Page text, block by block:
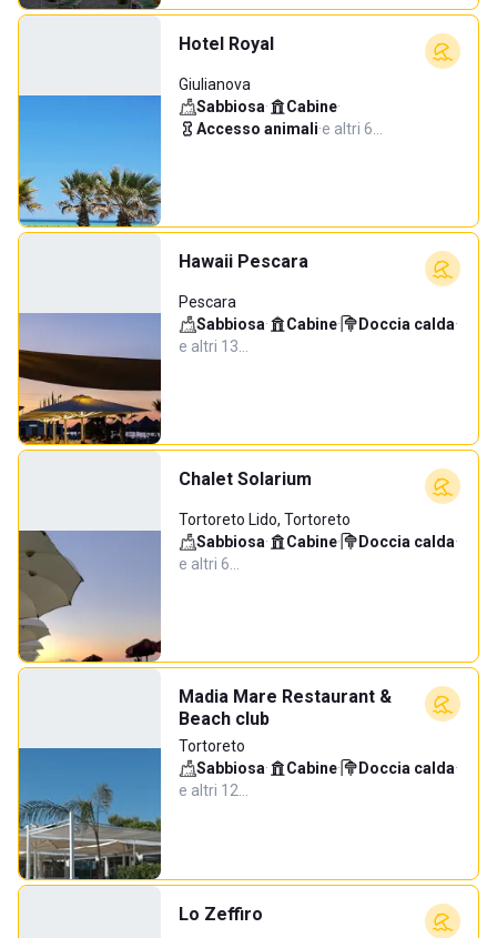
Hotel Royal
Giulianova
Sabbiosa· Cabine·
Accesso animali·e altri 6…
Hawaii Pescara
Pescara
Sabbiosa· Cabine· Doccia calda·
e altri 13…
Chalet Solarium
Tortoreto Lido, Tortoreto
Sabbiosa· Cabine· Doccia calda·
e altri 6…
Madia Mare Restaurant &
Beach club
Tortoreto
Sabbiosa· Cabine· Doccia calda·
e altri 12…
Lo Zeffiro